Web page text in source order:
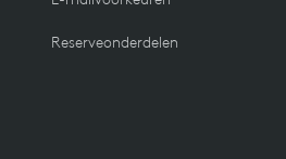
Reserveonderdelen